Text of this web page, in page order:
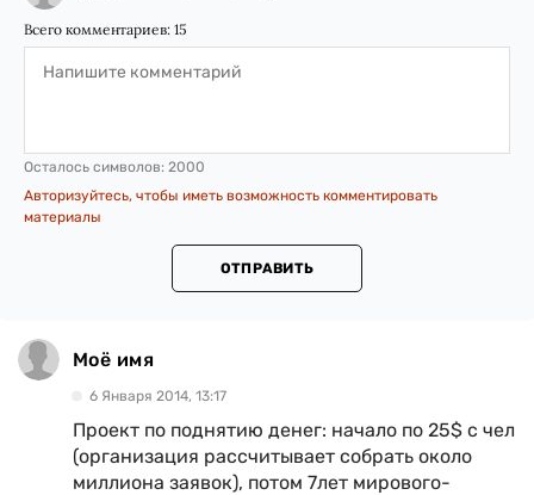
Всего комментариев: 15
Осталось символов: 2000
Авторизуйтесь, чтобы иметь возможность комментировать
материалы
ОТПРАВИТЬ
Моё имя
6 Января 2014, 13:17
Проект по поднятию денег: начало по 25$ с чел
(организация рассчитывает собрать около
миллиона заявок), потом 7лет мирового-